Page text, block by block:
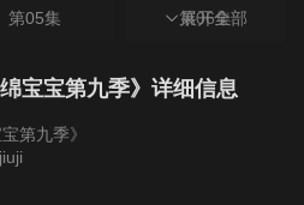
第05集 第06集
第08集 第09集
第11集
展开全部
宝宝第九季》详细信息
第九季》